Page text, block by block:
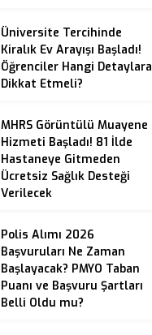
Üniversite Tercihinde
Kiralık Ev Arayışı Başladı!
Öğrenciler Hangi Detaylara
Dikkat Etmeli?
MHRS Görüntülü Muayene
Hizmeti Başladı! 81 İlde
Hastaneye Gitmeden
Ücretsiz Sağlık Desteği
Verilecek
Polis Alımı 2026
Başvuruları Ne Zaman
Başlayacak? PMYO Taban
Puanı ve Başvuru Şartları
Belli Oldu mu?